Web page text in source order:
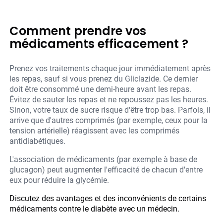
Comment prendre vos
médicaments efficacement ?
Prenez vos traitements chaque jour immédiatement après
les repas, sauf si vous prenez du Gliclazide. Ce dernier
doit être consommé une demi-heure avant les repas.
Évitez de sauter les repas et ne repoussez pas les heures.
Sinon, votre taux de sucre risque d'être trop bas. Parfois, il
arrive que d'autres comprimés (par exemple, ceux pour la
tension artérielle) réagissent avec les comprimés
antidiabétiques.
L'association de médicaments (par exemple à base de
glucagon) peut augmenter l'efficacité de chacun d'entre
eux pour réduire la glycémie.
Discutez des avantages et des inconvénients de certains
médicaments contre le diabète avec un médecin.